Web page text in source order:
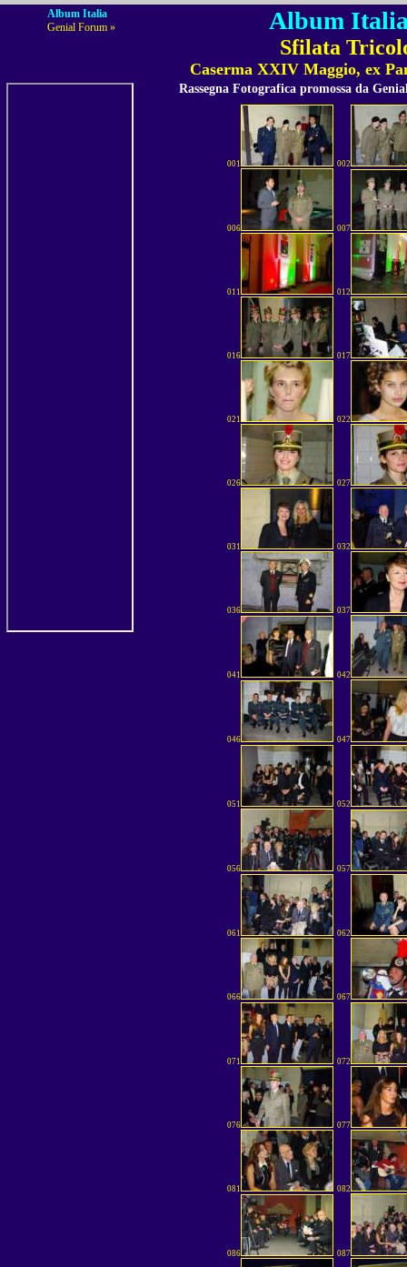
Album Italia
Genial Forum »
Album
Sfilata
Caserma XXIV Maggio, ex
Rassegna Fotografica promossa da
001 002
006 007
011 012
016 017
021 022
026 027
031 032
036 037
041 042
046 047
051 052
056 057
061 062
066 067
071 072
076 077
081 082
086 087